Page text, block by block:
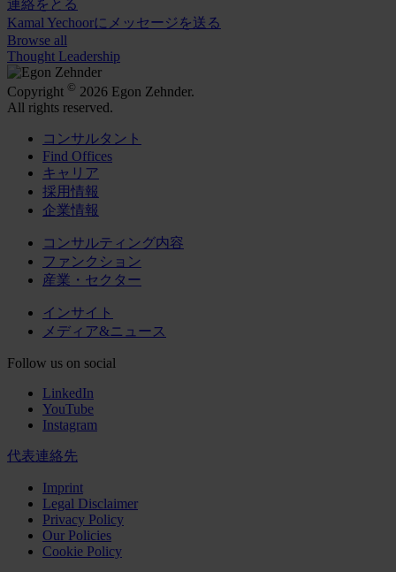
連絡をとる
Kamal Yechoorにメッセージを送る
Browse all
Thought Leadership
Copyright © 2026 Egon Zehnder.
All rights reserved.
コンサルタント
Find Offices
キャリア
採用情報
企業情報
コンサルティング内容
ファンクション
産業・セクター
インサイト
メディア&ニュース
Follow us on social
LinkedIn
YouTube
Instagram
代表連絡先
Imprint
Legal Disclaimer
Privacy Policy
Our Policies
Cookie Policy